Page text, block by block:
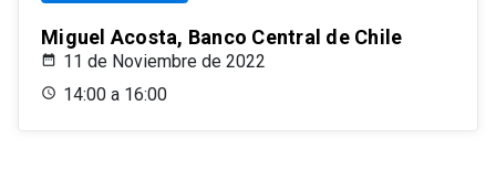
Miguel Acosta, Banco Central de Chile
11 de Noviembre de 2022
14:00 a 16:00